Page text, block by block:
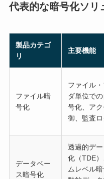
代表的な暗号化ソリ
製品カテゴ
リ
主要機能
ファイル暗
号化
ファイル
ダ単位で
号化、アク
御、監査
データベー
ス暗号化
透過的デ
化（TDE）
ムレベル暗